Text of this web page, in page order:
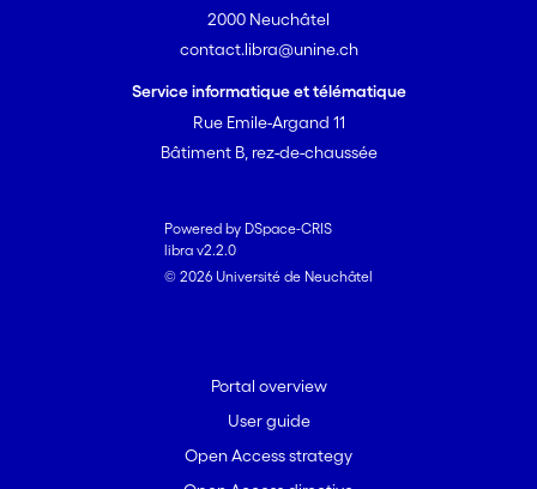
2000 Neuchâtel
contact.libra@unine.ch
Service informatique et télématique
Rue Emile-Argand 11
Bâtiment B, rez-de-chaussée
Powered by DSpace-CRIS
libra v2.2.0
© 2026 Université de Neuchâtel
Portal overview
User guide
Open Access strategy